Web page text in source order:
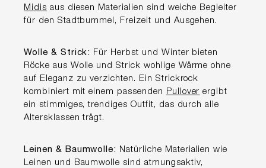
Midis aus diesen Materialien sind weiche Begleiter
für den Stadtbummel, Freizeit und Ausgehen.
Wolle & Strick: Für Herbst und Winter bieten
Röcke aus Wolle und Strick wohlige Wärme ohne
auf Eleganz zu verzichten. Ein Strickrock
kombiniert mit einem passenden Pullover ergibt
ein stimmiges, trendiges Outfit, das durch alle
Altersklassen trägt.
Leinen & Baumwolle: Natürliche Materialien wie
Leinen und Baumwolle sind atmungsaktiv,